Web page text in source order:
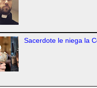
Sacerdote le niega la